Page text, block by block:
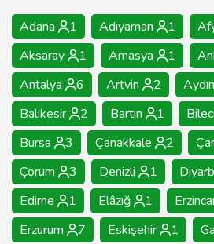
Adana 1 Adıyaman 1
Aksaray
1 Amasya 1
Antalya
6 Artvin 2 Aydın
Balıkesir
2 Bartın 1
Bursa
3 Çanakkale 2
Çorum
3 Denizli 1
Edirne
1 Elâzığ 1
Erzurum
7 Eskişehir 1